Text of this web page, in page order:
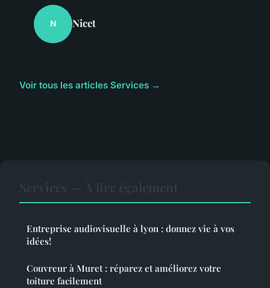
N Nicet
Voir tous les articles Services →
Entreprise audiovisuelle à lyon : donnez vie à vos
idées!
Couvreur à Muret : réparez et améliorez votre
toiture facilement